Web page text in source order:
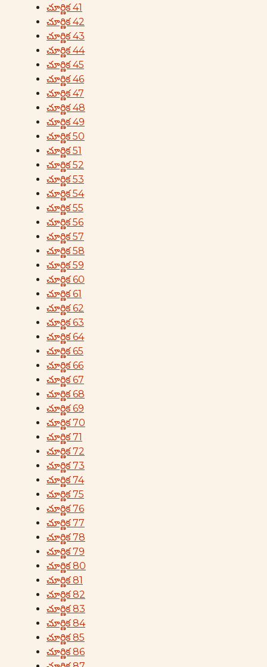
చూర్ణిక 41
చూర్ణిక 42
చూర్ణిక 43
చూర్ణిక 44
చూర్ణిక 45
చూర్ణిక 46
చూర్ణిక 47
చూర్ణిక 48
చూర్ణిక 49
చూర్ణిక 50
చూర్ణిక 51
చూర్ణిక 52
చూర్ణిక 53
చూర్ణిక 54
చూర్ణిక 55
చూర్ణిక 56
చూర్ణిక 57
చూర్ణిక 58
చూర్ణిక 59
చూర్ణిక 60
చూర్ణిక 61
చూర్ణిక 62
చూర్ణిక 63
చూర్ణిక 64
చూర్ణిక 65
చూర్ణిక 66
చూర్ణిక 67
చూర్ణిక 68
చూర్ణిక 69
చూర్ణిక 70
చూర్ణిక 71
చూర్ణిక 72
చూర్ణిక 73
చూర్ణిక 74
చూర్ణిక 75
చూర్ణిక 76
చూర్ణిక 77
చూర్ణిక 78
చూర్ణిక 79
చూర్ణిక 80
చూర్ణిక 81
చూర్ణిక 82
చూర్ణిక 83
చూర్ణిక 84
చూర్ణిక 85
చూర్ణిక 86